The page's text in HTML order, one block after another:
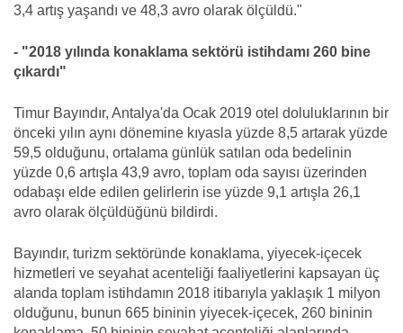
3,4 artış yaşandı ve 48,3 avro olarak ölçüldü."
- "2018 yılında konaklama sektörü istihdamı 260 bine
çıkardı"
Timur Bayındır, Antalya'da Ocak 2019 otel doluluklarının bir
önceki yılın aynı dönemine kıyasla yüzde 8,5 artarak yüzde
59,5 olduğunu, ortalama günlük satılan oda bedelinin
yüzde 0,6 artışla 43,9 avro, toplam oda sayısı üzerinden
odabaşı elde edilen gelirlerin ise yüzde 9,1 artışla 26,1
avro olarak ölçüldüğünü bildirdi.
Bayındır, turizm sektöründe konaklama, yiyecek-içecek
hizmetleri ve seyahat acenteliği faaliyetlerini kapsayan üç
alanda toplam istihdamın 2018 itibarıyla yaklaşık 1 milyon
olduğunu, bunun 665 bininin yiyecek-içecek, 260 bininin